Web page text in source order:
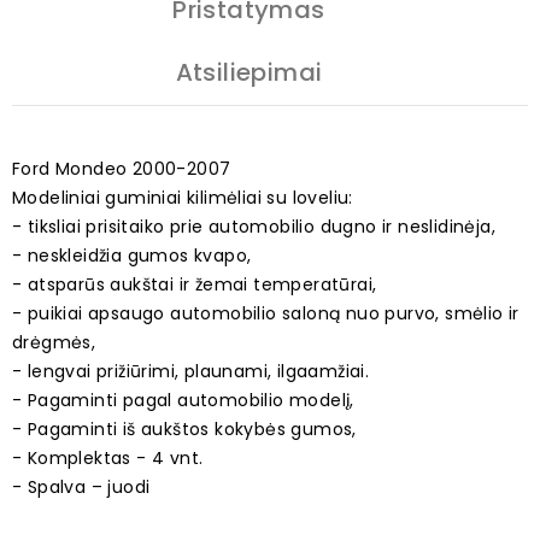
Pristatymas
Atsiliepimai
Ford Mondeo 2000-2007
Modeliniai guminiai kilimėliai su loveliu:
- tiksliai prisitaiko prie automobilio dugno ir neslidinėja,
- neskleidžia gumos kvapo,
- atsparūs aukštai ir žemai temperatūrai,
- puikiai apsaugo automobilio saloną nuo purvo, smėlio ir
drėgmės,
- lengvai prižiūrimi, plaunami, ilgaamžiai.
- Pagaminti pagal automobilio modelį,
- Pagaminti iš aukštos kokybės gumos,
- Komplektas - 4 vnt.
- Spalva – juodi